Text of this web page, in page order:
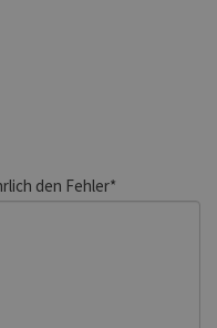
den Fehler*